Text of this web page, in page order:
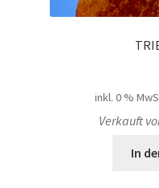
inkl. 0 %
Verkauft
In